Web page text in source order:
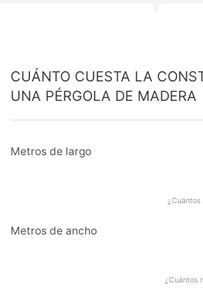
CUÁNTO CUESTA LA
UNA PÉRGOLA DE MADERA
Metros de largo
Metros de ancho
¿Cuántos